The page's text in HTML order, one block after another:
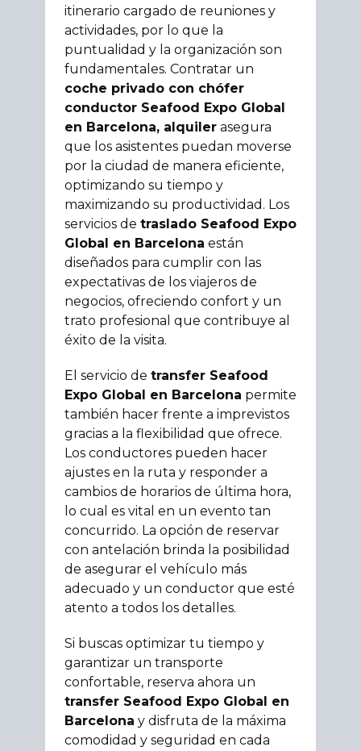
itinerario cargado de reuniones y
actividades, por lo que la
puntualidad y la organización son
fundamentales. Contratar un
coche privado con chófer
conductor Seafood Expo Global
en Barcelona, alquiler asegura
que los asistentes puedan moverse
por la ciudad de manera eficiente,
optimizando su tiempo y
maximizando su productividad. Los
servicios de traslado Seafood Expo
Global en Barcelona están
diseñados para cumplir con las
expectativas de los viajeros de
negocios, ofreciendo confort y un
trato profesional que contribuye al
éxito de la visita.
El servicio de transfer Seafood
Expo Global en Barcelona permite
también hacer frente a imprevistos
gracias a la flexibilidad que ofrece.
Los conductores pueden hacer
ajustes en la ruta y responder a
cambios de horarios de última hora,
lo cual es vital en un evento tan
concurrido. La opción de reservar
con antelación brinda la posibilidad
de asegurar el vehículo más
adecuado y un conductor que esté
atento a todos los detalles.
Si buscas optimizar tu tiempo y
garantizar un transporte
confortable, reserva ahora un
transfer Seafood Expo Global en
Barcelona y disfruta de la máxima
comodidad y seguridad en cada